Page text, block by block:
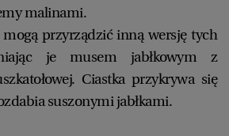
malinami.
przyrządzić inną wersję tych
je musem jabłkowym z
Ciastka przykrywa się
suszonymi jabłkami.